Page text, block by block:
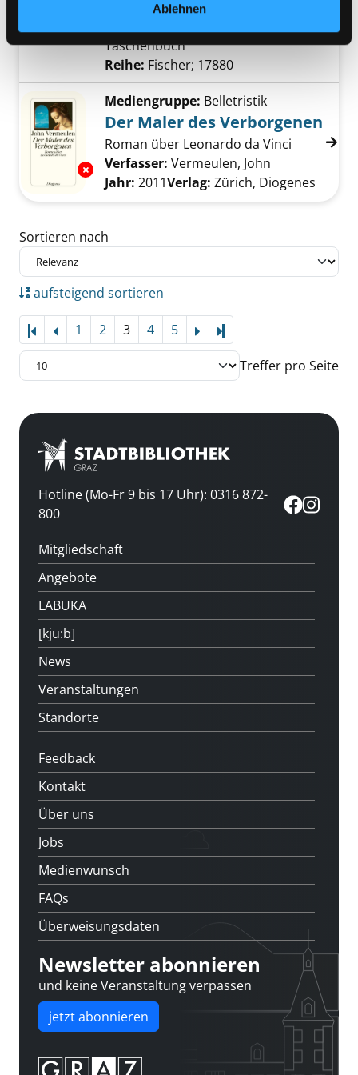
Ablehnen
2009
Taschenbuch
Reihe: Fischer; 17880
Exemplar-Details von Der Maler des
Mediengruppe: Belletristik
Der Maler des Verborgenen
Roman über Leonardo da Vinci
Verfasser: Vermeulen, John
Jahr: 2011Verlag: Zürich, Diogenes
Zu den Suchfiltern springen
Sortieren nach
aufsteigend sortieren
1 2 3 4 5
Treffer pro Seite
Hotline (Mo-Fr 9 bis 17 Uhr): 0316 872-
800
Mitgliedschaft
Angebote
LABUKA
[kju:b]
News
Veranstaltungen
Standorte
Feedback
Kontakt
Über uns
Jobs
Medienwunsch
FAQs
Überweisungsdaten
Newsletter abonnieren
und keine Veranstaltung verpassen
jetzt abonnieren